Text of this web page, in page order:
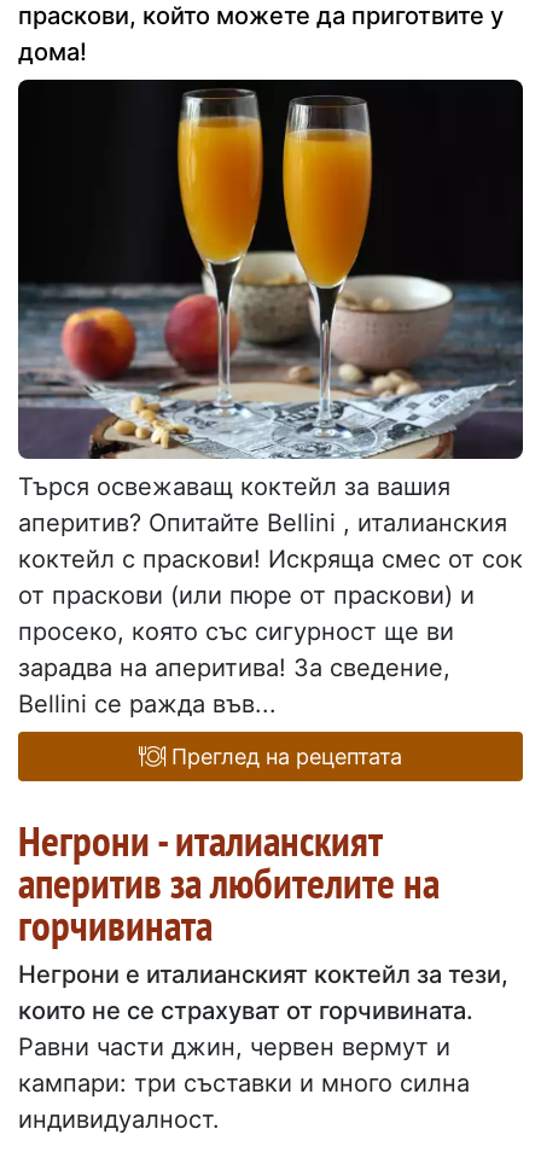
праскови, който можете да приготвите у
дома!
Търся освежаващ коктейл за вашия
аперитив? Опитайте Bellini , италианския
коктейл с праскови! Искряща смес от сок
от праскови (или пюре от праскови) и
просеко, която със сигурност ще ви
зарадва на аперитива! За сведение,
Bellini се ражда във...
Преглед на рецептата
Негрони - италианският
аперитив за любителите на
горчивината
Негрони е италианският коктейл за тези,
които не се страхуват от горчивината.
Равни части джин, червен вермут и
кампари: три съставки и много силна
индивидуалност.